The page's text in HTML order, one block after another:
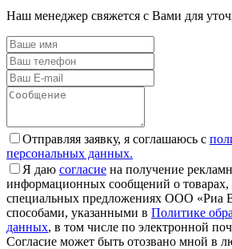
Наш менеджер свяжется с Вами для
Отправляя заявку, я соглашаюсь с
персональных данных.
Я даю согласие на получение
информационных сообщений о товарах,
специальных предложениях ООО «Риа
способами, указанными в Политике
данных, в том числе по электронной
Согласие может быть отозвано мной в